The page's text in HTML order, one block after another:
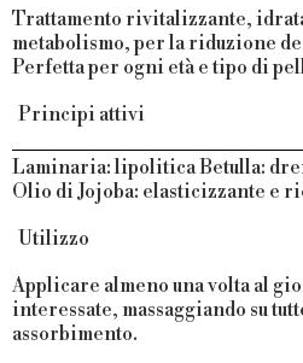
Trattamento rivitalizzante,
metabolismo, per la riduzione
Perfetta per ogni età e tipo di
Principi attivi
Laminaria: lipoliticaBetulla:
Olio di Jojoba: elasticizzante e
Utilizzo
Applicare almeno una volta al
interessate, massaggiando su
assorbimento.